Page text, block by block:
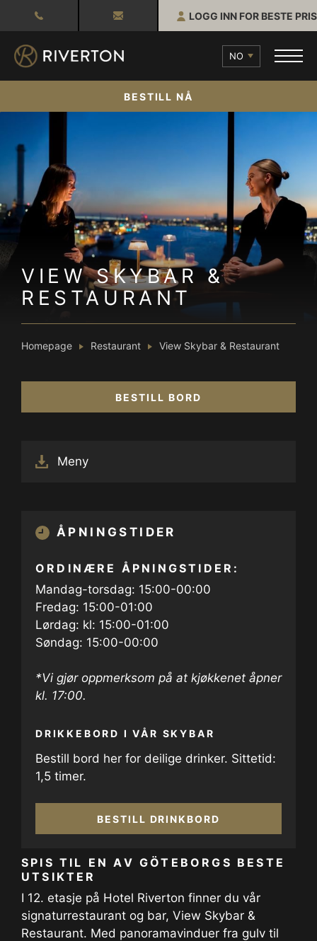
LOGG INN FOR BESTE PRIS
NO
BESTILL NÅ
VIEW SKYBAR &
RESTAURANT
Homepage Restaurant View Skybar & Restaurant
BESTILL BORD
Meny
ÅPNINGSTIDER
ORDINÆRE ÅPNINGSTIDER:
Mandag-torsdag: 15:00-00:00
Fredag: 15:00-01:00
Lørdag: kl: 15:00-01:00
Søndag: 15:00-00:00
*Vi gjør oppmerksom på at kjøkkenet åpner
kl. 17:00.
DRIKKEBORD I VÅR SKYBAR
Bestill bord her for deilige drinker. Sittetid:
1,5 timer.
BESTILL DRINKBORD
SPIS TIL EN AV GÖTEBORGS BESTE
UTSIKTER
I 12. etasje på Hotel Riverton finner du vår
signaturrestaurant og bar, View Skybar &
Restaurant. Med panoramavinduer fra gulv til